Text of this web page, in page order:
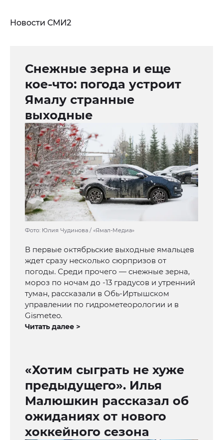
Новости СМИ2
Снежные зерна и еще
кое-что: погода устроит
Ямалу странные
выходные
Фото: Юлия Чудинова / «Ямал-Медиа»
В первые октябрьские выходные ямальцев
ждет сразу несколько сюрпризов от
погоды. Среди прочего — снежные зерна,
мороз по ночам до -13 градусов и утренний
туман, рассказали в Обь-Иртышском
управлении по гидрометеорологии и в
Gismeteo.
Читать далее >
«Хотим сыграть не хуже
предыдущего». Илья
Малюшкин рассказал об
ожиданиях от нового
хоккейного сезона